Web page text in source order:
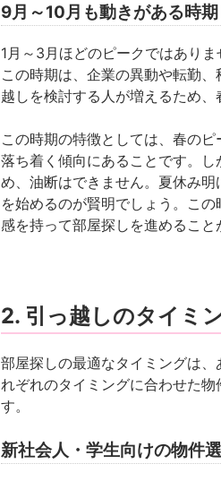
9月～10月も動きがある時期
1月～3月ほどのピークではありま
この時期は、企業の異動や転勤
越しを検討する人が増えるため、
この時期の特徴としては、春の
落ち着く傾向にあることです。
め、油断はできません。夏休み
を始めるのが賢明でしょう。こ
感を持って部屋探しを進めること
2. 引っ越しのタイミ
部屋探しの最適なタイミングは
れぞれのタイミングに合わせた
す。
新社会人・学生向けの物件